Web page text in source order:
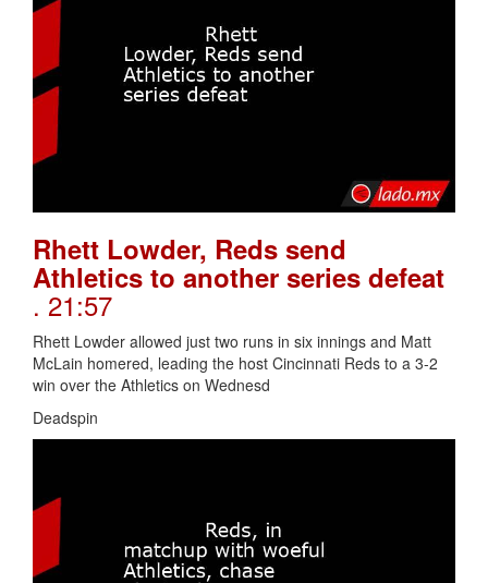
Rhett Lowder, Reds send
Athletics to another series defeat
. 21:57
Rhett Lowder allowed just two runs in six innings and Matt
McLain homered, leading the host Cincinnati Reds to a 3-2
win over the Athletics on Wednesd
Deadspin